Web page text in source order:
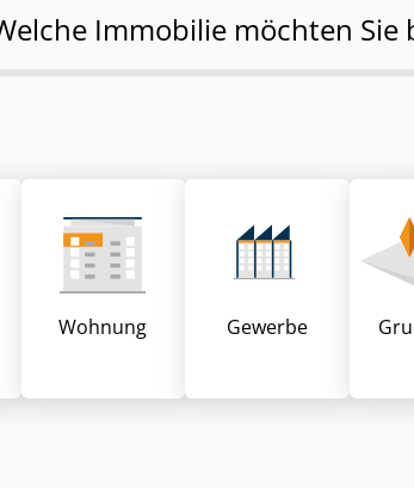
Immobilie möchten Sie
Wohnung Gewerbe